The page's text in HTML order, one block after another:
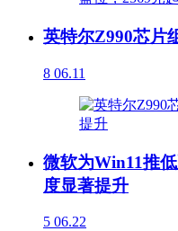
英特尔Z990芯片
8 06.11
微软为Win11推
度显著提升
5 06.22